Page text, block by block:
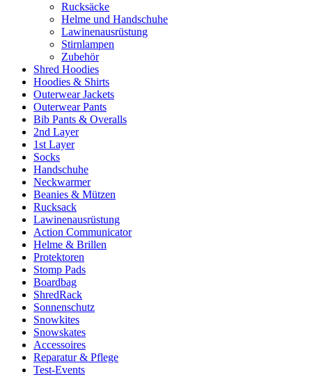
Rucksäcke
Helme und Handschuhe
Lawinenausrüstung
Stirnlampen
Zubehör
Shred Hoodies
Hoodies & Shirts
Outerwear Jackets
Outerwear Pants
Bib Pants & Overalls
2nd Layer
1st Layer
Socks
Handschuhe
Neckwarmer
Beanies & Mützen
Rucksack
Lawinenausrüstung
Action Communicator
Helme & Brillen
Protektoren
Stomp Pads
Boardbag
ShredRack
Sonnenschutz
Snowkites
Snowskates
Accessoires
Reparatur & Pflege
Test-Events